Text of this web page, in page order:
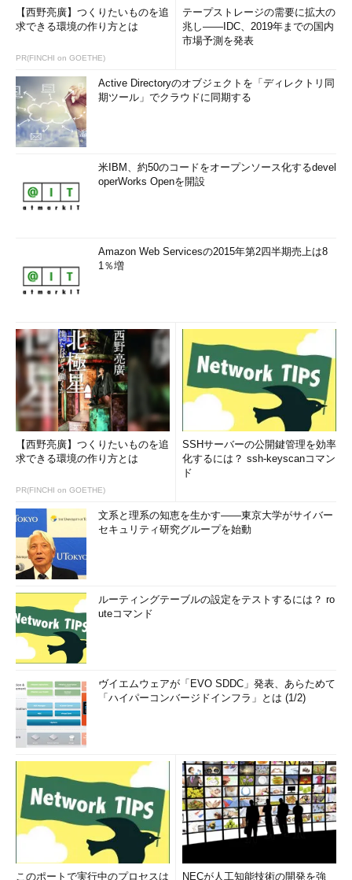
【西野亮廣】つくりたいものを追
求できる環境の作り方とは
PR(FINCHI on GOETHE)
テープストレージの需要に拡大の
兆し――IDC、2019年までの国内
市場予測を発表
Active Directoryのオブジェクトを「ディレクトリ同
期ツール」でクラウドに同期する
米IBM、約50のコードをオープンソース化するdevel
operWorks Openを開設
Amazon Web Servicesの2015年第2四半期売上は8
1％増
【西野亮廣】つくりたいものを追
求できる環境の作り方とは
PR(FINCHI on GOETHE)
SSHサーバーの公開鍵管理を効率
化するには？ ssh-keyscanコマン
ド
文系と理系の知恵を生かす――東京大学がサイバー
セキュリティ研究グループを始動
ルーティングテーブルの設定をテストするには？ ro
uteコマンド
ヴイエムウェアが「EVO SDDC」発表、あらためて
「ハイパーコンバージドインフラ」とは (1/2)
このポートで実行中のプロセスは
NECが人工知能技術の開発を強